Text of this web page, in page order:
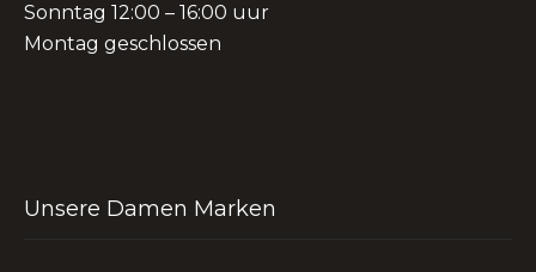
Sonntag 12:00 – 16:00 uur
Montag geschlossen
Unsere Damen Marken